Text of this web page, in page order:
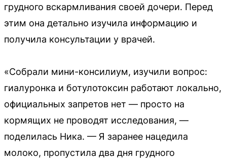
грудного вскармливания своей дочери. Перед
этим она детально изучила информацию и
получила консультации у врачей.
«Собрали мини-консилиум, изучили вопрос:
гиалуронка и ботулотоксин работают локально,
официальных запретов нет — просто на
кормящих не проводят исследования, —
поделилась Ника. — Я заранее нацедила
молоко, пропустила два дня грудного